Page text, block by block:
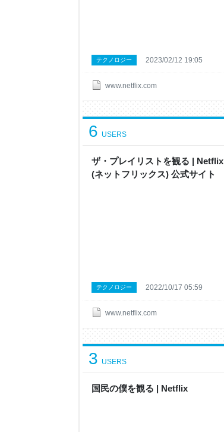
www.netflix.com
テクノロジー 2023/02/12 19:05
ザ・プレイリスト を観 る | Netflix
( ネ ッ ト フ リ ッ ク ス ) 公 式サ イ ト
6 USERS
www.netflix.com
テクノロジー 2022/10/17 05:59
国民の僕 を観 る | Netflix
3 USERS